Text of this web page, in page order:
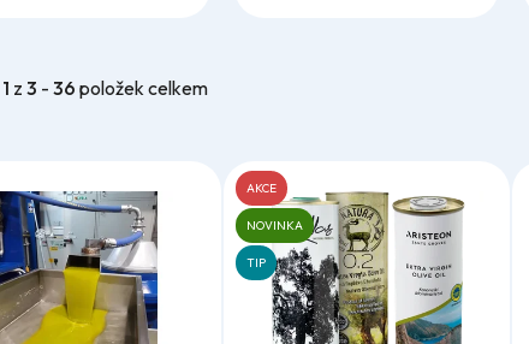
1 z 3 - 36 položek celkem
AKCE
NOVINKA
TIP